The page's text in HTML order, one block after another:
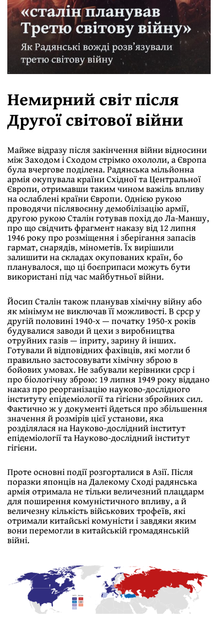
Немирний світ після
Другої світової війни
Майже відразу після закінчення війни відносини
між Заходом і Сходом стрімко охололи, а Європа
була вчергове поділена. Радянська мільйонна
армія окупувала країни Східної та Центральної
Європи, отримавши таким чином важіль впливу
на ослаблені країни Європи. Однією рукою
проводячи післявоєнну демобілізацію армії,
другою рукою Сталін готував похід до Ла-Маншу,
про що свідчить фрагмент наказу від 12 липня
1946 року про розміщення і зберігання запасів
гармат, снарядів, мінометів. Їх вирішили
залишити на складах окупованих країн, бо
планувалося, що ці боєприпаси можуть бути
використані під час майбутньої війни.
Йосип Сталін також планував хімічну війну або
як мінімум не виключав її можливості. В срср у
другій половині 1940-х — початку 1950-х років
будувалися заводи й цехи з виробництва
отруйних газів — іприту, зарину й інших.
Готували й відповідних фахівців, які могли б
правильно застосовувати хімічну зброю в
бойових умовах. Не забували керівники срср і
про біологічну зброю: 19 липня 1949 року віддано
наказ про реорганізацію науково-дослідного
інституту епідеміології та гігієни збройних сил.
Фактично ж у документі йдеться про збільшення
значення й розмірів цієї установи, яка
розділялася на Науково-дослідний інститут
епідеміології та Науково-дослідний інститут
гігієни.
Проте основні події розгорталися в Азії. Після
поразки японців на Далекому Сході радянська
армія отримала не тільки величезний плацдарм
для поширення комуністичного впливу, а й
величезну кількість військових трофеїв, які
отримали китайські комуністи і завдяки яким
вони перемогли в китайській громадянській
війні.